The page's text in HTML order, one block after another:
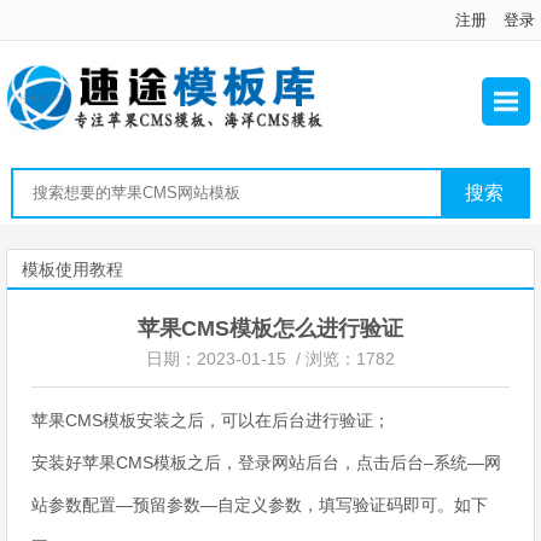
注册 登录
模板使用教程
苹果CMS模板怎么进行验证
日期：2023-01-15 / 浏览：1782
苹果CMS模板安装之后，可以在后台进行验证；
安装好苹果CMS模板之后，登录网站后台，点击后台–系统—网
站参数配置—预留参数—自定义参数，填写验证码即可。如下